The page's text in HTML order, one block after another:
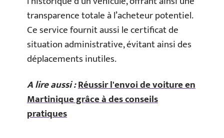
transparence totale à l’acheteur potentiel.
Ce service fournit aussi le certificat de
situation administrative, évitant ainsi des
déplacements inutiles.
A lire aussi :Réussir l'envoi de voiture en
Martinique grâce à des conseils
pratiques